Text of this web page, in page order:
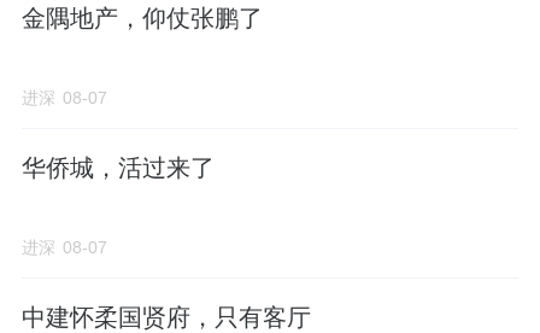
次主力建面约135㎡，位于1#、2#楼，7#西单
145㎡户型共68套，位于北排4#楼和西侧的8#
共20套；西侧两个单元建面约165㎡，共40
金隅地产，仰仗张鹏了
进深 08-07
华侨城，活过来了
进深 08-07
中建怀柔国贤府，只有客厅